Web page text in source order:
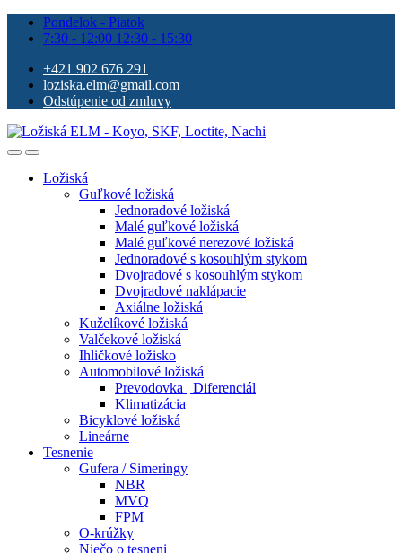
Pondelok - Piatok
7:30 - 12:00 12:30 - 15:30
+421 902 676 291
loziska.elm@gmail.com
Odstúpenie od zmluvy
Ložiská
Guľkové ložiská
Jednoradové ložiská
Malé guľkové ložiská
Malé guľkové nerezové ložiská
Jednoradové s kosouhlým stykom
Dvojradové s kosouhlým stykom
Dvojradové naklápacie
Axiálne ložiská
Kuželíkové ložiská
Valčekové ložiská
Ihličkové ložisko
Automobilové ložiská
Prevodovka | Diferenciál
Klimatizácia
Bicyklové ložiská
Lineárne
Tesnenie
Gufera / Simeringy
NBR
MVQ
FPM
O-krúžky
Niečo o tesneni